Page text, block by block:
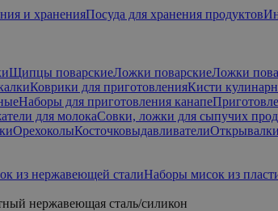
и храненияПосуда для хранения продуктов
Щипцы поварскиеЛожки поварскиеЛожки
Коврики для приготовленияКисти
Наборы для приготовления канапе
для молокаСовки, ложки для сыпучих
ОрехоколыКосточковыдавливатели
из нержавеющей сталиНаборы мисок из
нержавеющая сталь/силикон